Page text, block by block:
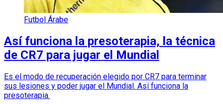
Futbol Árabe
Así funciona la presoterapia, la técnica
de CR7 para jugar el Mundial
Es el modo de recuperación elegido por CR7 para terminar
sus lesiones y poder jugar el Mundial. Así funciona la
presoterapia.